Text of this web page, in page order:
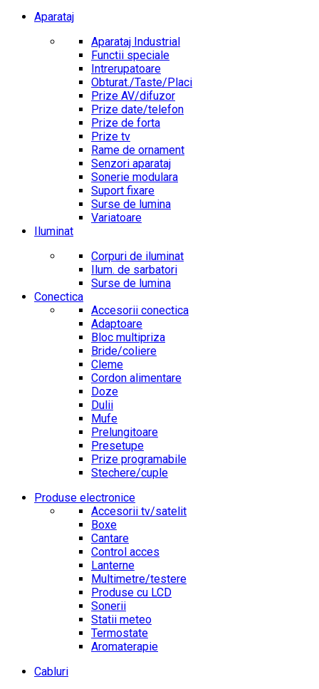
Aparataj
Aparataj Industrial
Functii speciale
Intrerupatoare
Obturat./Taste/Placi
Prize AV/difuzor
Prize date/telefon
Prize de forta
Prize tv
Rame de ornament
Senzori aparataj
Sonerie modulara
Suport fixare
Surse de lumina
Variatoare
Iluminat
Corpuri de iluminat
Ilum. de sarbatori
Surse de lumina
Conectica
Accesorii conectica
Adaptoare
Bloc multipriza
Bride/coliere
Cleme
Cordon alimentare
Doze
Dulii
Mufe
Prelungitoare
Presetupe
Prize programabile
Stechere/cuple
Produse electronice
Accesorii tv/satelit
Boxe
Cantare
Control acces
Lanterne
Multimetre/testere
Produse cu LCD
Sonerii
Statii meteo
Termostate
Aromaterapie
Cabluri